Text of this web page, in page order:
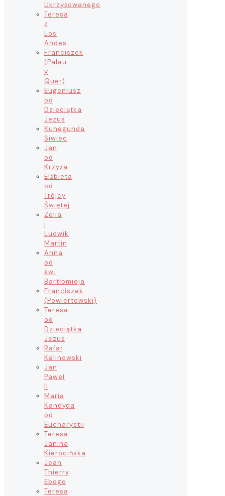
Ukrzyżowanego
Teresa
z
Los
Andes
Franciszek
(Palau
y
Quer)
Eugeniusz
od
Dzieciątka
Jezus
Kunegunda
Siwiec
Jan
od
Krzyża
Elżbieta
od
Trójcy
Świętej
Zelia
i
Ludwik
Martin
Anna
od
św.
Bartłomieja
Franciszek
(Powiertowski)
Teresa
od
Dzieciątka
Jezus
Rafał
Kalinowski
Jan
Paweł
II
Maria
Kandyda
od
Eucharystii
Teresa
Janina
Kierocińska
Jean
Thierry
Ebogo
Teresa